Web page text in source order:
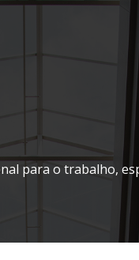
para o trabalho,